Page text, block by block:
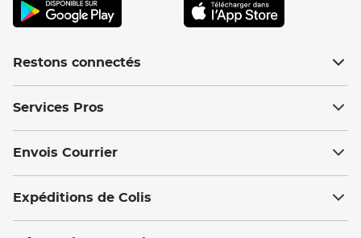
Restons connectés
Services Pros
Envois Courrier
Expéditions de Colis